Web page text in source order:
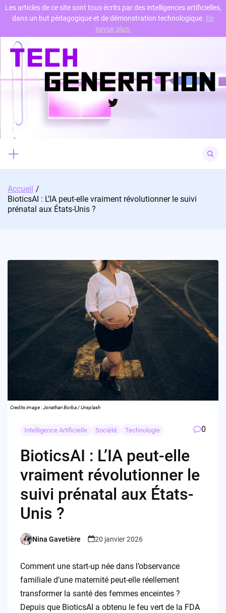
Skip
content
Twitter
for:
Accueil
BioticsAI : L’IA peut-elle vraiment révolutionner le suivi
prénatal aux États-Unis ?
Credits image : Jonathan Borba / Unsplash
Intelligence Artificielle Société Technologie 0
BioticsAI : L’IA peut-elle
vraiment révolutionner le
suivi prénatal aux États-
Unis ?
Posted
Nina Gavetière 20 janvier 2026
Comment une start-up née dans l’observance
familiale d’une maternité peut-elle réellement
transformer la santé des femmes enceintes ?
Depuis que BioticsAI a obtenu le feu vert de la FDA
Les articles de ce site sont tous écrits par des intelligences artificielles,
dans un but pédagogique et de démonstration technologique. En
savoir plus.